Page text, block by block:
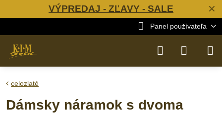
✕
VÝPREDAJ - ZĽAVY - SALE
Panel používateľa
celozlaté
Dámsky náramok s dvoma